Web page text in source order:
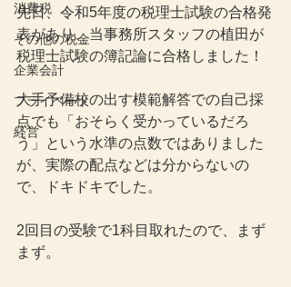
消費税
その他の税金
企業会計
プライベート
経営
先日、令和5年度の税理士試験の合格発
表があり、当事務所スタッフの植田が
税理士試験の簿記論に合格しました！
大手予備校の出す模範解答での自己採
点でも「おそらく受かっているだろ
う」という水準の点数ではありました
が、実際の配点などは分からないの
で、ドキドキでした。
2回目の受験で1科目取れたので、まず
まず。